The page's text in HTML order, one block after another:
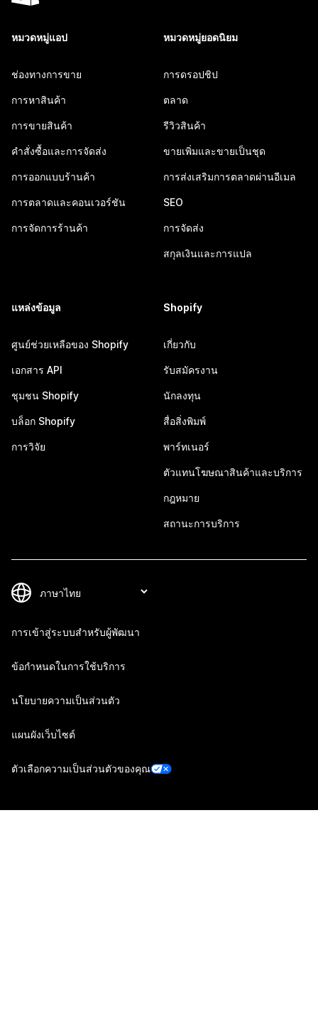
หมวดหมู่แอป
ช่องทางการขาย
การหาสินค้า
การขายสินค้า
คำสั่งซื้อและการจัดส่ง
การออกแบบร้านค้า
การตลาดและคอนเวอร์ชัน
การจัดการร้านค้า
หมวดหมู่ยอดนิยม
การดรอปชิป
ตลาด
รีวิวสินค้า
ขายเพิ่มและขายเป็นชุด
การส่งเสริมการตลาดผ่านอีเมล
SEO
การจัดส่ง
สกุลเงินและการแปล
แหล่งข้อมูล
ศูนย์ช่วยเหลือของ Shopify
เอกสาร API
ชุมชน Shopify
บล็อก Shopify
การวิจัย
Shopify
เกี่ยวกับ
รับสมัครงาน
นักลงทุน
สื่อสิ่งพิมพ์
พาร์ทเนอร์
ตัวแทนโฆษณาสินค้าและบริการ
กฎหมาย
สถานะการบริการ
การเข้าสู่ระบบสำหรับผู้พัฒนา
ข้อกำหนดในการใช้บริการ
นโยบายความเป็นส่วนตัว
แผนผังเว็บไซต์
ตัวเลือกความเป็นส่วนตัวของคุณ